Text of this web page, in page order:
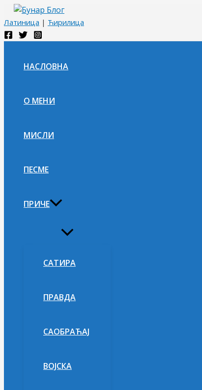
Пређи
на
садржај
Латиница | Ћирилица
НАСЛОВНА
О МЕНИ
МИСЛИ
ПЕСМЕ
ПРИЧЕ
Укључи/
САТИРА
ПРАВДА
САОБРАЋАЈ
ВОЈСКА